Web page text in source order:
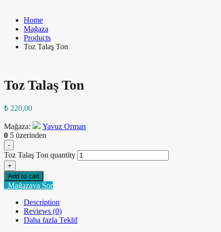
Home
Mağaza
Products
Toz Talaş Ton
Toz Talaş Ton
₺ 220,00
Mağaza:
Yavuz Orman
0 5 üzerinden
-
Toz Talaş Ton quantity
+
Add to cart
Mağazaya Sor
Description
Reviews (0)
Daha fazla Teklif